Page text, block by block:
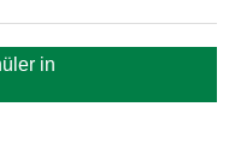
in